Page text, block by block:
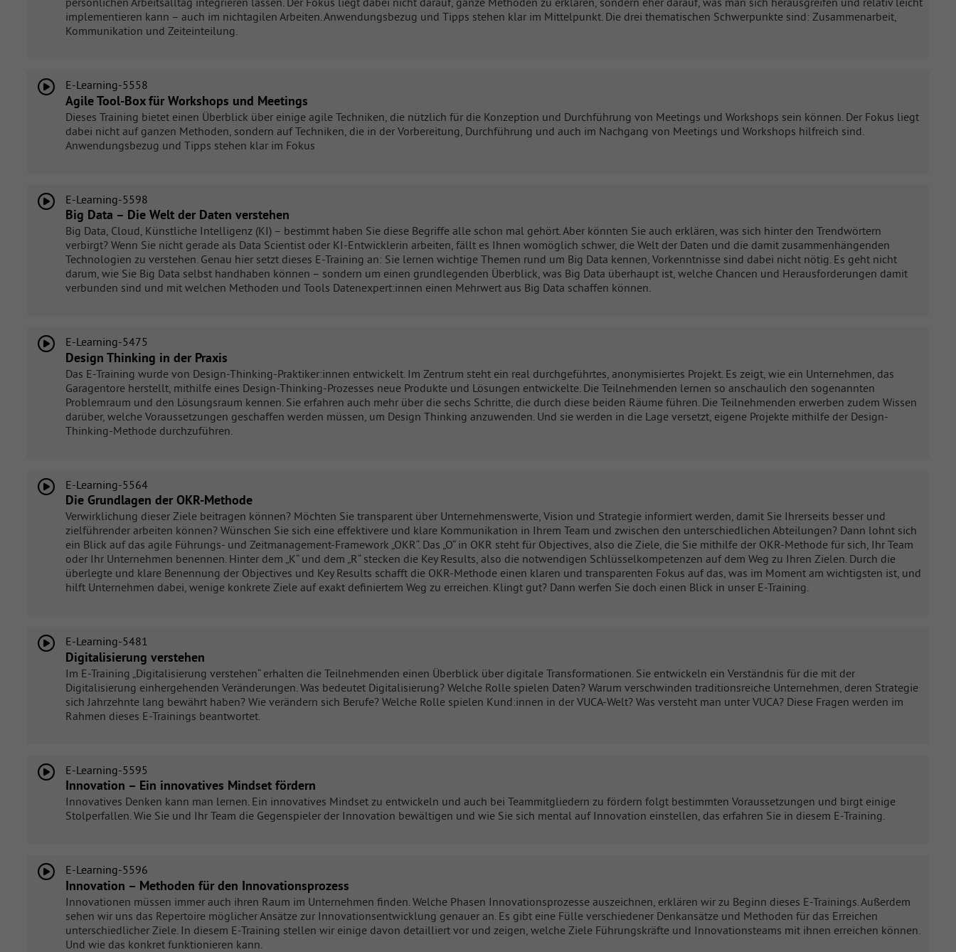
implementieren kann – auch im nichtagilen Arbeiten. Anwendungsbezug und Tipps stehen klar im Mittelpunkt. Die drei thematischen Schwerpunkte sind: Zusammenarbeit,
Kommunikation und Zeiteinteilung.
E-Learning-5558
Agile Tool-Box für Workshops und Meetings
Dieses Training bietet einen Überblick über einige agile Techniken, die nützlich für die Konzeption und Durchführung von Meetings und Workshops sein können. Der Fokus liegt
dabei nicht auf ganzen Methoden, sondern auf Techniken, die in der Vorbereitung, Durchführung und auch im Nachgang von Meetings und Workshops hilfreich sind.
Anwendungsbezug und Tipps stehen klar im Fokus
E-Learning-5598
Big Data – Die Welt der Daten verstehen
Big Data, Cloud, Künstliche Intelligenz (KI) – bestimmt haben Sie diese Begriffe alle schon mal gehört. Aber könnten Sie auch erklären, was sich hinter den Trendwörtern
verbirgt? Wenn Sie nicht gerade als Data Scientist oder KI-Entwicklerin arbeiten, fällt es Ihnen womöglich schwer, die Welt der Daten und die damit zusammenhängenden
Technologien zu verstehen. Genau hier setzt dieses E-Training an: Sie lernen wichtige Themen rund um Big Data kennen, Vorkenntnisse sind dabei nicht nötig. Es geht nicht
darum, wie Sie Big Data selbst handhaben können – sondern um einen grundlegenden Überblick, was Big Data überhaupt ist, welche Chancen und Herausforderungen damit
verbunden sind und mit welchen Methoden und Tools Datenexpert:innen einen Mehrwert aus Big Data schaffen können.
E-Learning-5475
Design Thinking in der Praxis
Das E-Training wurde von Design-Thinking-Praktiker:innen entwickelt. Im Zentrum steht ein real durchgeführtes, anonymisiertes Projekt. Es zeigt, wie ein Unternehmen, das
Garagentore herstellt, mithilfe eines Design-Thinking-Prozesses neue Produkte und Lösungen entwickelte. Die Teilnehmenden lernen so anschaulich den sogenannten
Problemraum und den Lösungsraum kennen. Sie erfahren auch mehr über die sechs Schritte, die durch diese beiden Räume führen. Die Teilnehmenden erwerben zudem Wissen
darüber, welche Voraussetzungen geschaffen werden müssen, um Design Thinking anzuwenden. Und sie werden in die Lage versetzt, eigene Projekte mithilfe der Design-
Thinking-Methode durchzuführen.
E-Learning-5564
Die Grundlagen der OKR-Methode
Verwirklichung dieser Ziele beitragen können? Möchten Sie transparent über Unternehmenswerte, Vision und Strategie informiert werden, damit Sie Ihrerseits besser und
zielführender arbeiten können? Wünschen Sie sich eine effektivere und klare Kommunikation in Ihrem Team und zwischen den unterschiedlichen Abteilungen? Dann lohnt sich
ein Blick auf das agile Führungs- und Zeitmanagement-Framework „OKR“. Das „O“ in OKR steht für Objectives, also die Ziele, die Sie mithilfe der OKR-Methode für sich, Ihr Team
oder Ihr Unternehmen benennen. Hinter dem „K“ und dem „R“ stecken die Key Results, also die notwendigen Schlüsselkompetenzen auf dem Weg zu Ihren Zielen. Durch die
überlegte und klare Benennung der Objectives und Key Results schafft die OKR-Methode einen klaren und transparenten Fokus auf das, was im Moment am wichtigsten ist, und
hilft Unternehmen dabei, wenige konkrete Ziele auf exakt definiertem Weg zu erreichen. Klingt gut? Dann werfen Sie doch einen Blick in unser E-Training.
E-Learning-5481
Digitalisierung verstehen
Im E-Training „Digitalisierung verstehen“ erhalten die Teilnehmenden einen Überblick über digitale Transformationen. Sie entwickeln ein Verständnis für die mit der
Digitalisierung einhergehenden Veränderungen. Was bedeutet Digitalisierung? Welche Rolle spielen Daten? Warum verschwinden traditionsreiche Unternehmen, deren Strategie
sich Jahrzehnte lang bewährt haben? Wie verändern sich Berufe? Welche Rolle spielen Kund:innen in der VUCA-Welt? Was versteht man unter VUCA? Diese Fragen werden im
Rahmen dieses E-Trainings beantwortet.
E-Learning-5595
Innovation – Ein innovatives Mindset fördern
Innovatives Denken kann man lernen. Ein innovatives Mindset zu entwickeln und auch bei Teammitgliedern zu fördern folgt bestimmten Voraussetzungen und birgt einige
Stolperfallen. Wie Sie und Ihr Team die Gegenspieler der Innovation bewältigen und wie Sie sich mental auf Innovation einstellen, das erfahren Sie in diesem E-Training.
E-Learning-5596
Innovation – Methoden für den Innovationsprozess
Innovationen müssen immer auch ihren Raum im Unternehmen finden. Welche Phasen Innovationsprozesse auszeichnen, erklären wir zu Beginn dieses E-Trainings. Außerdem
sehen wir uns das Repertoire möglicher Ansätze zur Innovationsentwicklung genauer an. Es gibt eine Fülle verschiedener Denkansätze und Methoden für das Erreichen
unterschiedlicher Ziele. In diesem E-Training stellen wir einige davon detailliert vor und zeigen, welche Ziele Führungskräfte und Innovationsteams mit ihnen erreichen können.
Und wie das konkret funktionieren kann.